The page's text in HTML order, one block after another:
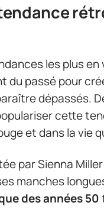
les plus
du passé pour
dépassés.
cette
et dans la vie
par Sienna
manches
des années 50